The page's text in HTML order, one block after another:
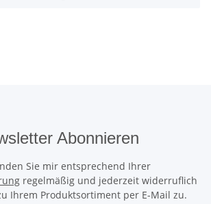
Abonnieren
Sie mir entsprechend Ihrer
regelmäßig und jederzeit widerruflich
Ihrem Produktsortiment per E-Mail zu.